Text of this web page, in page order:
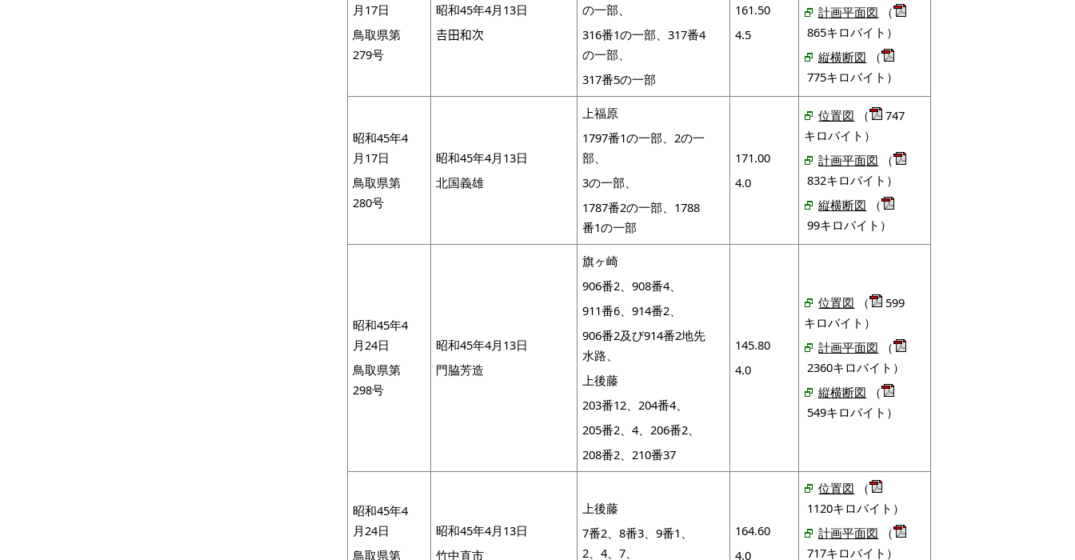
月17日
鳥取県第
279号
昭和45年4月13日
𠮷田和次
の一部、
316番1の一部、317番4
の一部、
317番5の一部
161.50
4.5
計画平面図 （
865キロバイト）
縦横断図 （
775キロバイト）
昭和45年4
月17日
鳥取県第
280号
昭和45年4月13日
北国義雄
上福原
1797番1の一部、2の一
部、
3の一部、
1787番2の一部、1788
番1の一部
171.00
4.0
位置図 （
747
キロバイト）
計画平面図 （
832キロバイト）
縦横断図 （
99キロバイト）
昭和45年4
月24日
鳥取県第
298号
昭和45年4月13日
門脇芳造
旗ヶ崎
906番2、908番4、
911番6、914番2、
906番2及び914番2地先
水路、
上後藤
203番12、204番4、
205番2、4、206番2、
208番2、210番37
145.80
4.0
位置図 （
599
キロバイト）
計画平面図 （
2360キロバイト）
縦横断図 （
549キロバイト）
昭和45年4
月24日
鳥取県第
昭和45年4月13日
竹中直市
上後藤
7番2、8番3、9番1、
2、4、7、
164.60
4.0
位置図 （
1120キロバイト）
計画平面図 （
717キロバイト）